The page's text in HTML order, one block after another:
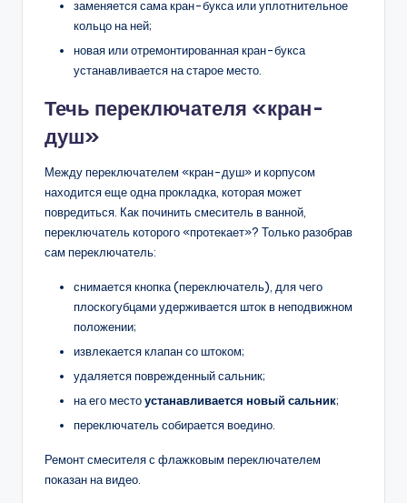
заменяется сама кран-букса или уплотнительное
кольцо на ней;
новая или отремонтированная кран-букса
устанавливается на старое место.
Течь переключателя «кран-
душ»
Между переключателем «кран-душ» и корпусом
находится еще одна прокладка, которая может
повредиться. Как починить смеситель в ванной,
переключатель которого «протекает»? Только разобрав
сам переключатель:
снимается кнопка (переключатель), для чего
плоскогубцами удерживается шток в неподвижном
положении;
извлекается клапан со штоком;
удаляется поврежденный сальник;
на его местоустанавливается новый сальник;
переключатель собирается воедино.
Ремонт смесителя с флажковым переключателем
показан на видео.